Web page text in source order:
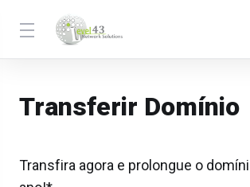
Transferir Domínio
Transfira agora e prolongue o